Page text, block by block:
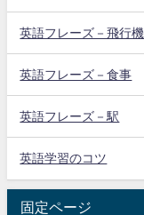
英語フレーズ－飛行機
英語フレーズ－食事
英語フレーズ－駅
英語学習のコツ
固定ページ